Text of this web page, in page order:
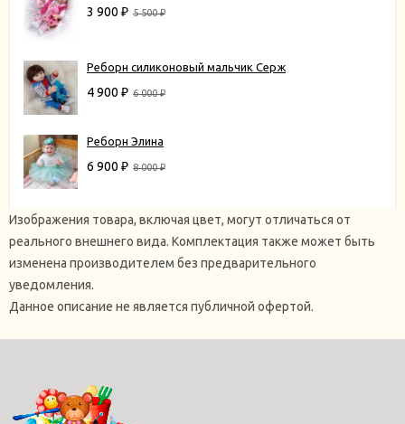
3 900 ₽ 5 500₽
Реборн силиконовый мальчик Серж
4 900 ₽ 6 000₽
Реборн Элина
6 900 ₽ 8 000₽
Изображения товара, включая цвет, могут отличаться от
реального внешнего вида. Комплектация также может быть
изменена производителем без предварительного
уведомления.
Данное описание не является публичной офертой.